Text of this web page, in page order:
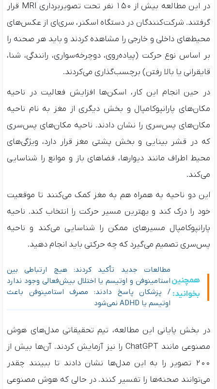
در این مطالعه بیش از ۱۵۰ نفر تحت تصویربرداری MRI قرار
گرفتند. شرکت‌کنندگان در دستگاه اسکنر، سری‌ای از عکس‌های
محیط‌های داخلی و خارجی را مشاهده کردند و باید هر صحنه را
بر اساس نوع حرکت (پیاده‌روی، دوچرخه‌سواری، رانندگی، شنا،
قایقرانی یا بالا رفتن) برچسب‌گذاری می‌کردند.
در حین انجام این کار، اسکن‌ها افزایش فعالیت در ناحیه
مکان‌های پارانپوکامپال و بخش دیگری از مغز به نام ناحیه
مکان‌های پس‌سری را نشان دادند. ناحیه مکان‌های پس‌سری
که در قشر بینایی و بخش پشتی مغز قرار دارد، ویژگی‌های
محیط اطراف مانند دیوارها، فضاهای باز و موانع را شناسایی
می‌کند.
این دو ناحیه به همراه هم به مغز کمک می‌کنند تا موقعیت
خود را درک کند و بهترین مسیر حرکت را انتخاب کند. ناحیه
پارانپوکامپال مسیرهای ممکن را شناسایی می‌کند و ناحیه
پس‌سری تصمیم می‌گیرد که چه حرکتی باید انجام دهید.
همچنین
بخوانید:
مطالعات جدید تأکید کردند: هیچ ارتباطی بین
استامینوفن و اوتیسم یا اختلال بیش‌فعالی وجود ندارد
/ پزشکان پاسخ دادند: مصرف استامینوفن باعث
اوتیسم یا ADHD نمی‌شود
در بخش پایانی این مطالعه، تیم تحقیقاتی مدل‌های هوش
مصنوعی مانند ChatGPT را نیز آزمایش کردند. آن‌ها بیش از
۲۰۰ تصویر را به این مدل‌ها نشان دادند تا ببینند چقدر
می‌توانند صحنه‌ها را تفسیر کنند. در حالی که هوش مصنوعی